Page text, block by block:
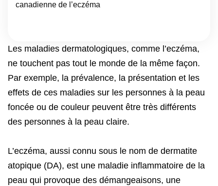
canadienne de l’eczéma
Les maladies dermatologiques, comme l’eczéma,
ne touchent pas tout le monde de la même façon.
Par exemple, la prévalence, la présentation et les
effets de ces maladies sur les personnes à la peau
foncée ou de couleur peuvent être très différents
des personnes à la peau claire.
L’eczéma, aussi connu sous le nom de dermatite
atopique (DA), est une maladie inflammatoire de la
peau qui provoque des démangeaisons, une